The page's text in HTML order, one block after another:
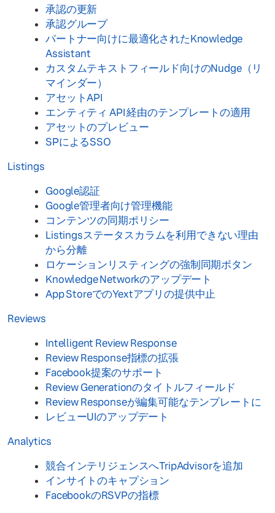
承認の更新
承認グループ
パートナー向けに最適化されたKnowledge
Assistant
カスタムテキストフィールド向けのNudge（リ
マインダー）
アセットAPI
エンティティ API 経由のテンプレートの適用
アセットのプレビュー
SPによるSSO
Listings
Google認証
Google管理者向け管理機能
コンテンツの同期ポリシー
Listingsステータスカラムを利用できない理由
から分離
ロケーションリスティングの強制同期ボタン
Knowledge Networkのアップデート
App StoreでのYextアプリの提供中止
Reviews
Intelligent Review Response
Review Response指標の拡張
Facebook提案のサポート
Review Generationのタイトルフィールド
Review Responseが編集可能なテンプレートに
レビューUIのアップデート
Analytics
競合インテリジェンスへTripAdvisorを追加
インサイトのキャプション
FacebookのRSVPの指標